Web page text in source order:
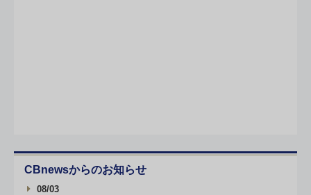
CBnewsからのお知らせ
08/03